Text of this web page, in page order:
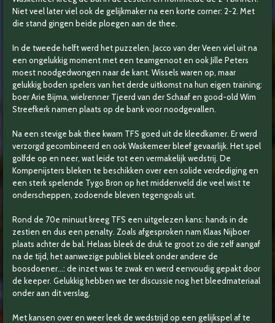
Niet veel later viel ook de gelijkmaker na een korte corner: 2-2. Met
die stand gingen beide ploegen aan de thee.
In de tweede helft werd het puzzelen. Jacco van der Veen viel uit na
een ongelukkig moment met een teamgenoot en ook Jille Peters
moest noodgedwongen naar de kant. Wissels waren op, maar
gelukkig boden spelers van het derde uitkomst na hun eigen training:
boer Arie Bijma, wielrenner Tjeerd van der Schaaf en good-old Wim
Streefkerk namen plaats op de bank voor noodgevallen.
Na een stevige bak thee kwam TFS goed uit de kleedkamer. Er werd
verzorgd gecombineerd en ook Waskemeer bleef gevaarlijk. Het spel
golfde op en neer, wat leide tot een vermakelijk wedstrij. De
Kompenijsters bleken te beschikken over een solide verdediging en
een sterk spelende Tygo Bron op het middenveld die veel wist te
onderscheppen, zodoende bleven tegengoals uit.
Rond de 70e minuut kreeg TFS een uitgelezen kans: hands in de
zestien en dus een penalty. Zoals afgesproken nam Klaas Nijboer
plaats achter de bal. Helaas bleek de druk te groot zo die zelf aangaf
na de tijd, het aanwezige publiek bleek onder andere de
boosdoener...: de inzet was te zwak en werd eenvoudig gepakt door
de keeper. Gelukkig hebben we ter discussie nog het bleedmateriaal
onder aan dit verslag.
Met kansen over en weer leek de wedstrijd op een gelijkspel af te